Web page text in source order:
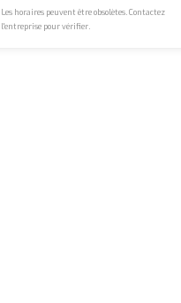
Les horaires peuvent être obsolètes. Contactez
l'entreprise pour vérifier.